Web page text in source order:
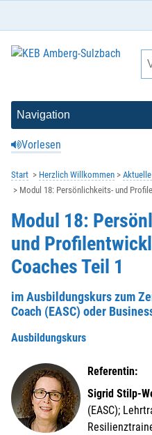
Vorlesen
Start Herzlich Willkommen
Modul 18: Persönlichkeits- und
Modul 18:
und
Coaches Teil 1
im Ausbildungskurs zum
Coach (EASC) oder
Ausbildungskurs
Referentin:
Sigrid Stilp-
(EASC);